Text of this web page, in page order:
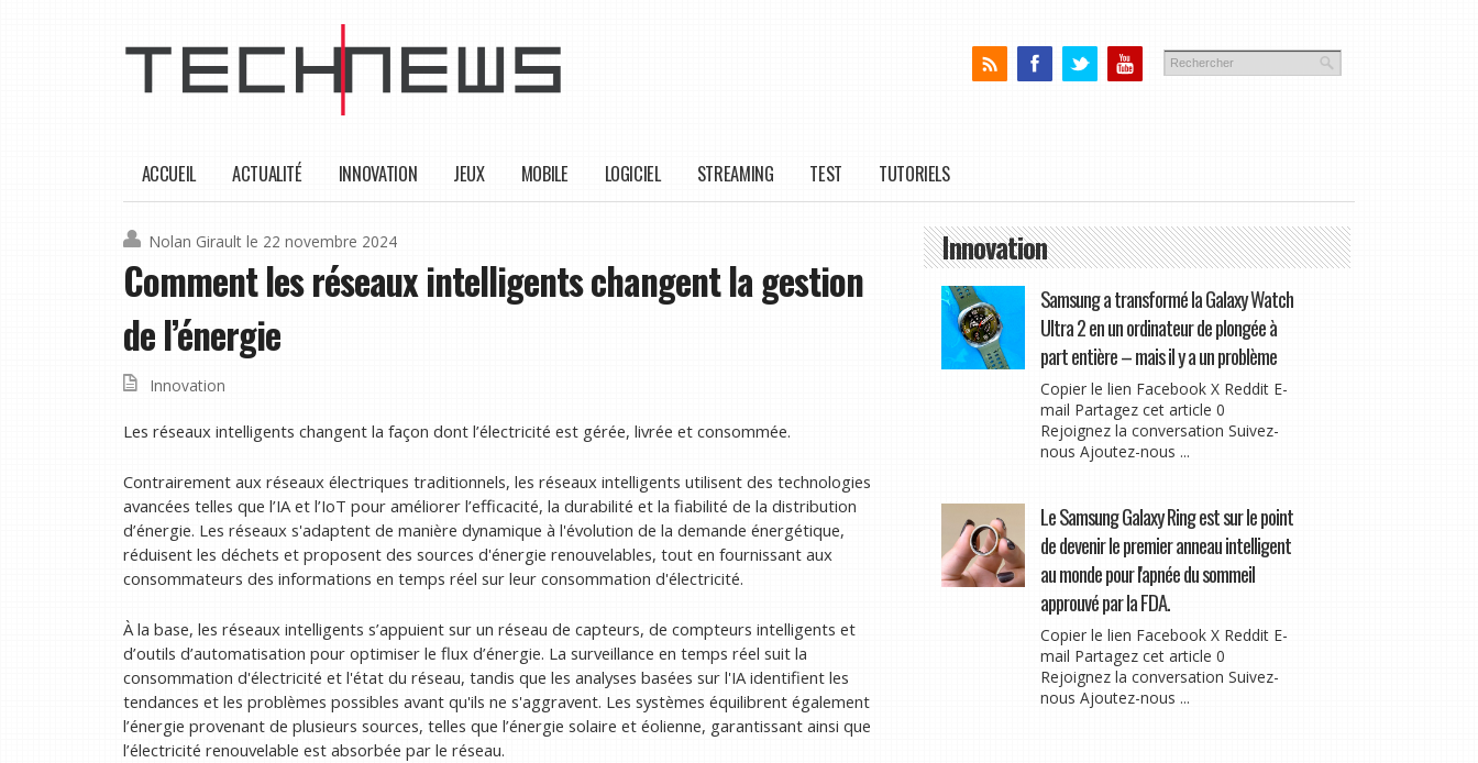
ACCUEIL ACTUALITÉ INNOVATION JEUX MOBILE LOGICIEL STREAMING TEST TUTORIELS
Nolan Girault le 22 novembre 2024
Comment les réseaux intelligents changent la gestion
de l’énergie
Innovation
Les réseaux intelligents changent la façon dont l’électricité est gérée, livrée et consommée.
Contrairement aux réseaux électriques traditionnels, les réseaux intelligents utilisent des technologies
avancées telles que l’IA et l’IoT pour améliorer l’efficacité, la durabilité et la fiabilité de la distribution
d’énergie. Les réseaux s'adaptent de manière dynamique à l'évolution de la demande énergétique,
réduisent les déchets et proposent des sources d'énergie renouvelables, tout en fournissant aux
consommateurs des informations en temps réel sur leur consommation d'électricité.
À la base, les réseaux intelligents s’appuient sur un réseau de capteurs, de compteurs intelligents et
d’outils d’automatisation pour optimiser le flux d’énergie. La surveillance en temps réel suit la
consommation d'électricité et l'état du réseau, tandis que les analyses basées sur l'IA identifient les
tendances et les problèmes possibles avant qu'ils ne s'aggravent. Les systèmes équilibrent également
l’énergie provenant de plusieurs sources, telles que l’énergie solaire et éolienne, garantissant ainsi que
l’électricité renouvelable est absorbée par le réseau.
Innovation
Samsung a transformé la Galaxy Watch
Ultra 2 en un ordinateur de plongée à
part entière – mais il y a un problème
Copier le lien Facebook X Reddit E-
mail Partagez cet article 0
Rejoignez la conversation Suivez-
nous Ajoutez-nous ...
Le Samsung Galaxy Ring est sur le point
de devenir le premier anneau intelligent
au monde pour l'apnée du sommeil
approuvé par la FDA.
Copier le lien Facebook X Reddit E-
mail Partagez cet article 0
Rejoignez la conversation Suivez-
nous Ajoutez-nous ...